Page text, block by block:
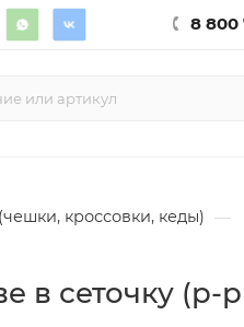
8 800
кроссовки, кеды) —
в сеточку (р-р